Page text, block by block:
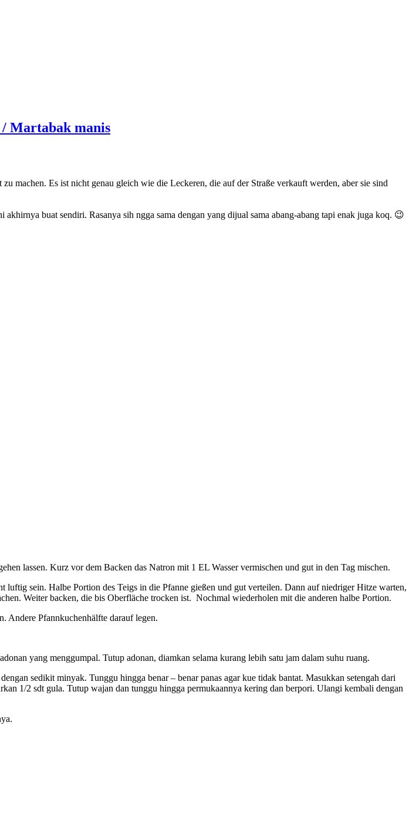
/ Martabak manis
machen. Es ist nicht genau gleich wie die Leckeren, die auf der Straße verkauft werden, aber sie sind
buat sendiri. Rasanya sih ngga sama dengan yang dijual sama abang-abang tapi enak juga koq. 😉
lassen. Kurz vor dem Backen das Natron mit 1 EL Wasser vermischen und gut in den Tag mischen.
sein. Halbe Portion des Teigs in die Pfanne gießen und gut verteilen. Dann auf niedriger Hitze warten,
Weiter backen, die bis Oberfläche trocken ist. Nochmal wiederholen mit die anderen halbe Portion.
Andere Pfannkuchenhälfte darauf legen.
yang menggumpal. Tutup adonan, diamkan selama kurang lebih satu jam dalam suhu ruang.
sedikit minyak. Tunggu hingga benar – benar panas agar kue tidak bantat. Masukkan setengah dari
1/2 sdt gula. Tutup wajan dan tunggu hingga permukaannya kering dan berpori. Ulangi kembali dengan